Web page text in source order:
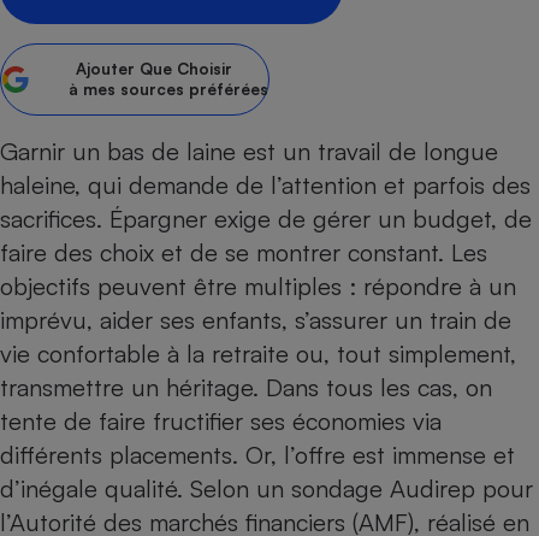
Ajouter Que Choisir
à mes sources préférées
Garnir un bas de laine est un travail de longue
haleine, qui demande de l’attention et parfois des
sacrifices. Épargner exige de gérer un budget, de
faire des choix et de se montrer constant. Les
objectifs peuvent être multiples : répondre à un
imprévu, aider ses enfants, s’assurer un train de
vie confortable à la retraite ou, tout simplement,
transmettre un héritage. Dans tous les cas, on
tente de faire fructifier ses économies via
différents placements. Or, l’offre est immense et
d’inégale qualité. Selon un sondage Audirep pour
l’Autorité des marchés financiers (AMF), réalisé en
bouteille
Banque
Lave-linge
Téléviseur
Matelas
Radiateur électrique
Antimoustique